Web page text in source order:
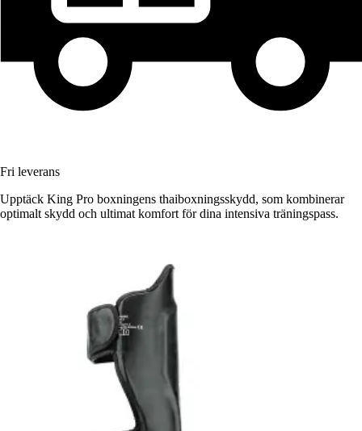
Fri leverans
Upptäck King Pro boxningens thaiboxningsskydd, som kombinerar
optimalt skydd och ultimat komfort för dina intensiva träningspass.